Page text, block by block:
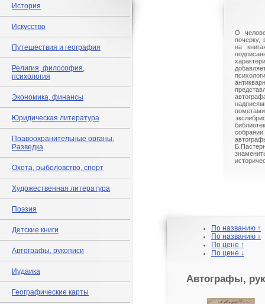
История
Искусство
Путешествия и география
Религия, философия,
психология
Экономика, финансы
Юридическая литература
Правоохранительные органы.
Разведка
Охота, рыболовство, спорт
Художественная литература
Поэзия
Детские книги
Автографы, рукописи
Иудаика
Географические карты
О
почерку,
на
По названию ↑
По названию ↓
По цене ↑
По цене ↓
Автографы,